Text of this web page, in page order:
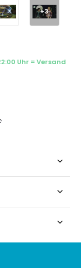
+3
Uhr = Versand